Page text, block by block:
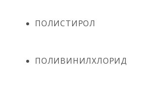
ПОЛИСТИРОЛ
ПОЛИВИНИЛХЛОРИД